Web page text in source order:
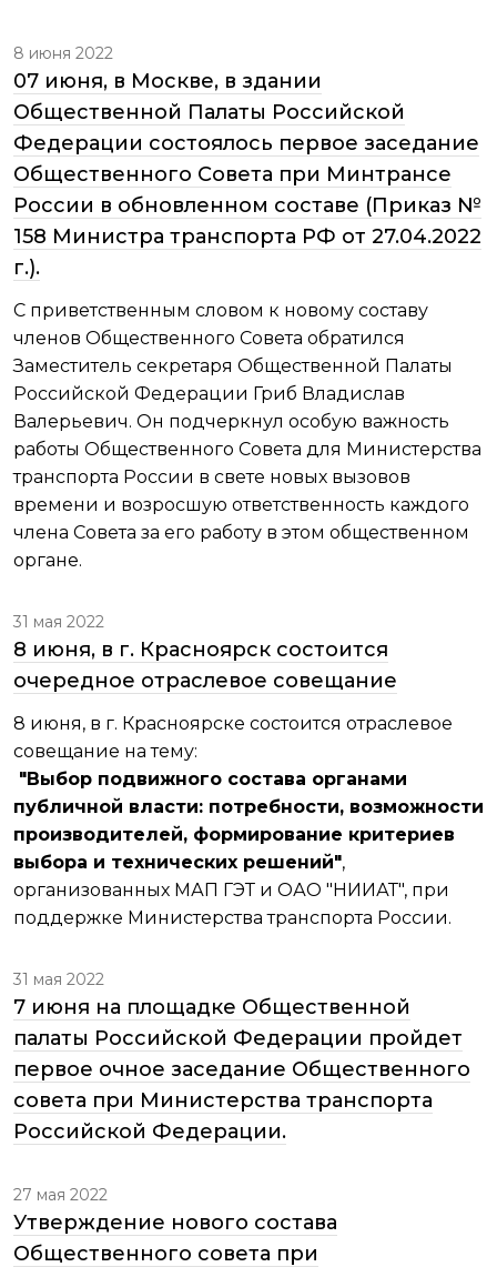
8 июня 2022
07 июня, в Москве, в здании
Общественной Палаты Российской
Федерации состоялось первое заседание
Общественного Совета при Минтрансе
России в обновленном составе (Приказ №
158 Министра транспорта РФ от 27.04.2022
г.).
С приветственным словом к новому составу
членов Общественного Совета обратился
Заместитель секретаря Общественной Палаты
Российской Федерации Гриб Владислав
Валерьевич. Он подчеркнул особую важность
работы Общественного Совета для Министерства
транспорта России в свете новых вызовов
времени и возросшую ответственность каждого
члена Совета за его работу в этом общественном
органе.
31 мая 2022
8 июня, в г. Красноярск состоится
очередное отраслевое совещание
8 июня, в г. Красноярске состоится отраслевое
совещание на тему:
"Выбор подвижного состава органами
публичной власти: потребности, возможности
производителей, формирование критериев
выбора и технических решений",
организованных МАП ГЭТ и ОАО "НИИАТ", при
поддержке Министерства транспорта России.
31 мая 2022
7 июня на площадке Общественной
палаты Российской Федерации пройдет
первое очное заседание Общественного
совета при Министерства транспорта
Российской Федерации.
27 мая 2022
Утверждение нового состава
Общественного совета при